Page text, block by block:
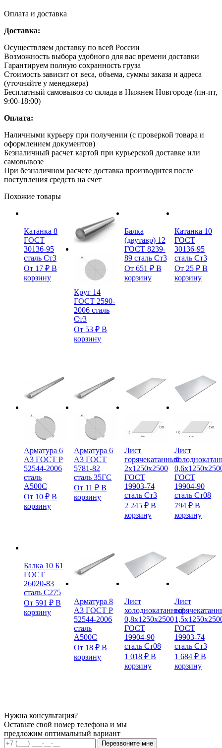
Оплата и доставка
Доставка:
Осуществляем доставку по всей России
Возможность выбора удобного для вас времени доставки
Гарантируем полную сохранность груза
Стоимость зависит от веса, объема, суммы заказа и адреса
(уточняйте у менеджера)
Бесплатный самовывоз со склада в Нижнем Новгороде (пн-пт,
9:00-18:00)
Оплата:
Наличными курьеру при получении (с проверкой товара и
оформлением документов)
Безналичный расчет картой при курьерской доставке или
самовывозе
При безналичном расчете доставка производится после
поступления средств на счет
Похожие товары
Катанка 8
ГОСТ
30136-95
сталь Ст3
От 17 ₽ В
корзину
Круг 14
ГОСТ 2590-
2006 сталь
Ст3
От 53₽ В
корзину
Балка
(двутавр) 12
ГОСТ 8239-
89 сталь Ст3
От 651 ₽ В
корзину
Катанка 10
ГОСТ
30136-95
сталь Ст3
От 25 ₽ В
корзину
Арматура 6
А3 ГОСТ Р
52544-2006
сталь
А500С
От 10 ₽ В
корзину
Арматура 6
А3 ГОСТ
5781-82
сталь 35ГС
От 11₽ В
корзину
Лист
горячекатанный
2х1250х2500
ГОСТ
19903-74
сталь Ст3
2 245 ₽ В
корзину
Лист
ГОСТ
19904-90
сталь Ст08
794 ₽ В
корзину
Балка 10 Б1
ГОСТ
26020-83
сталь С275
От 591 ₽ В
корзину
Арматура 8
А3 ГОСТ Р
52544-2006
сталь
А500С
От 18₽ В
корзину
Лист
холоднокатанный
0,8х1250х2500
ГОСТ
19904-90
сталь Ст08
1 018 ₽ В
корзину
Лист
ГОСТ
19903-74
сталь Ст3
1 684 ₽ В
корзину
Нужна консультация?
Оставьте свой номер телефона и мы
предложим оптимальный вариант
Перезвоните мне